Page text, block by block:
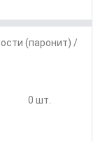
(паронит) /
0 шт.